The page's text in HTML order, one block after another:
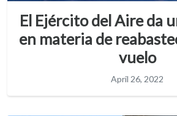
El Ejército del Aire da
en materia de
vuelo
April 26, 2022